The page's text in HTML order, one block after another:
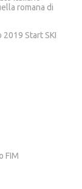
romana di
Start SKI
FIM